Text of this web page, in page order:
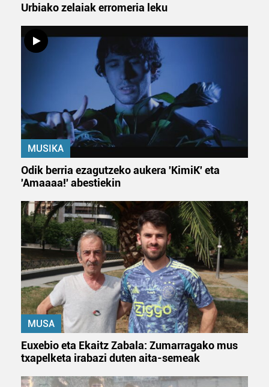
Urbiako zelaiak erromeria leku
MUSIKA
Odik berria ezagutzeko aukera 'KimiK' eta
'Amaaaa!' abestiekin
MUSA
Euxebio eta Ekaitz Zabala: Zumarragako mus
txapelketa irabazi duten aita-semeak